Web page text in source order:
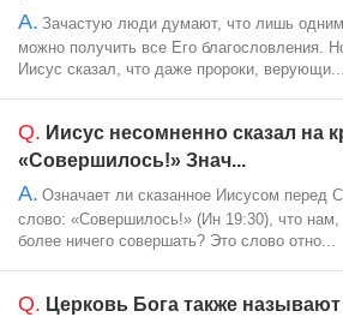
A. Зачастую люди думают, что лишь
можно получить все Его благословления.
Иисус сказал, что даже пророки, верующи...
Q. Иисус несомненно сказал на
«Совершилось!» Знач...
A. Означает ли сказанное Иисусом перед
слово: «Совершилось!» (Ин 19:30), что
более ничего совершать? Это слово отно...
Q. Церковь Бога также